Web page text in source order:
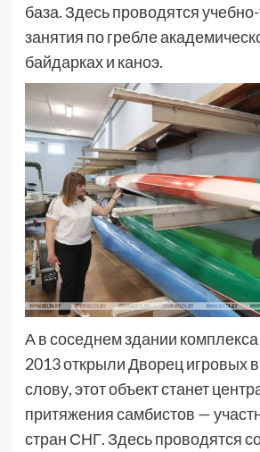
база. Здесь проводятся
занятия по гребле
байдарках и каноэ.
А в соседнем здании
2013 открыли Дворец игровых
слову, этот объект станет
притяжения самбистов —
стран СНГ. Здесь проводятся